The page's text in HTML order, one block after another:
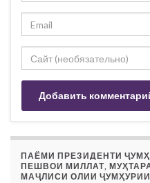
ПАЁМИ ПРЕЗИДЕНТИ
ПЕШВОИ МИЛЛАТ,
МАҶЛИСИ ОЛИИ